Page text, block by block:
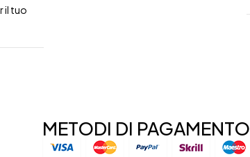
il tuo
METODI DI PAGAMENTO